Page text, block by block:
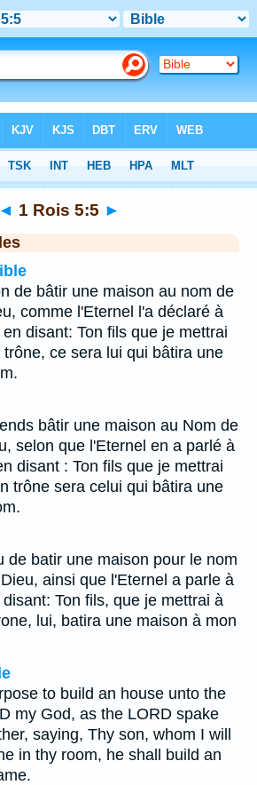
◄ 1 Rois 5:5 ►
de bâtir une maison au nom de
comme l'Eternel l'a déclaré à
disant: Ton fils que je mettrai
ce sera lui qui bâtira une
bâtir une maison au Nom de
selon que l'Eternel en a parlé à
disant : Ton fils que je mettrai
trône sera celui qui bâtira une
de batir une maison pour le nom
ainsi que l'Eternel a parle à
Ton fils, que je mettrai à
lui, batira une maison à mon
to build an house unto the
my God, as the LORD spake
saying, Thy son, whom I will
in thy room, he shall build an